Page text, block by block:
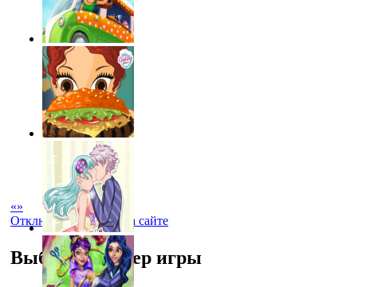
«»
Отключить рекламу на сайте
Выбрать размер игры